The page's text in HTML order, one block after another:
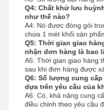
Q4: Chất khử lưu
như thế nào?
A4: Nó được đóng gói
chứa 1 mét khối sản
Q5: Thời gian giao
nhận đơn hàng là bao
A5: Thời gian giao hàng
sau khi đơn hàng được
Q6: Số lượng cung
dựa trên yêu cầu của
A6: Có, khả năng cung
điều chỉnh theo yêu cầu